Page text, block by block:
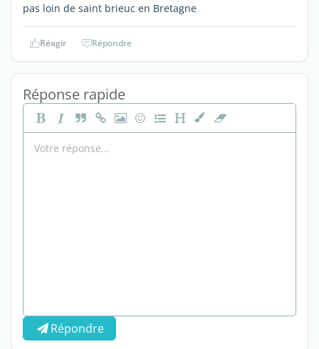
pas loin de saint brieuc en Bretagne
Réagir Répondre
Réponse rapide
Répondre